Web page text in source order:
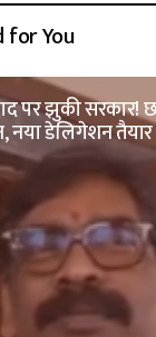
for You
पर झुकी सरकार!
नया डेलिगेशन तैयार